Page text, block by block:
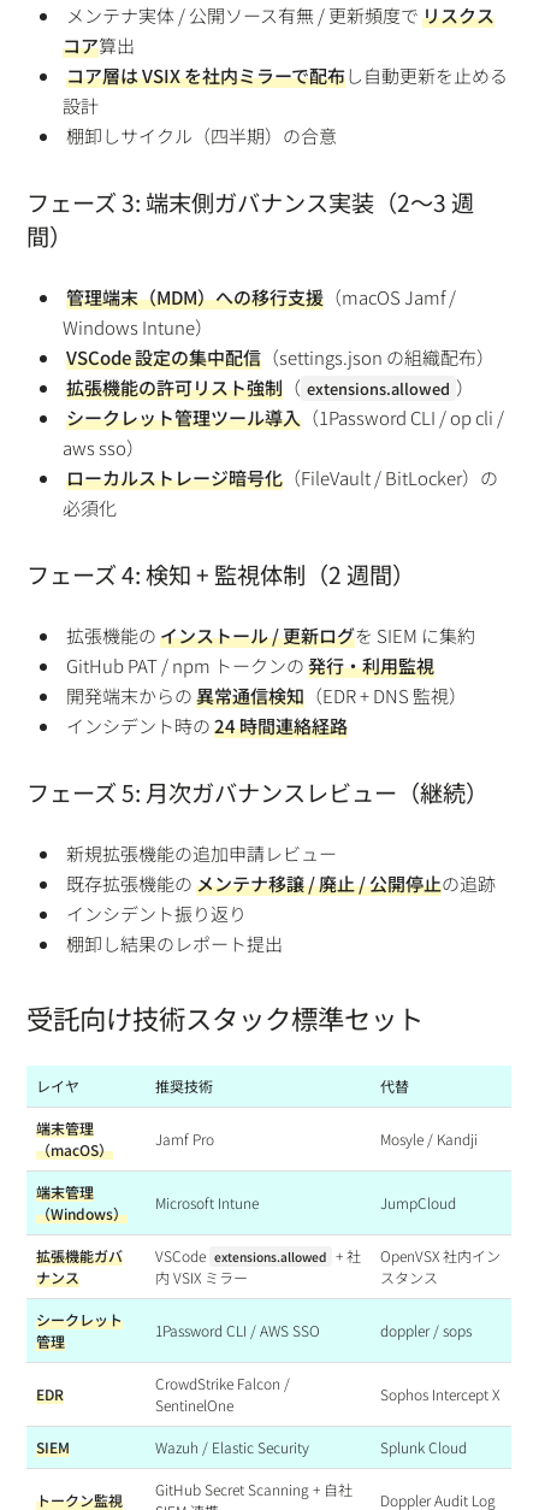
メンテナ実体 / 公開ソース有無 / 更新頻度でリスクス
コア算出
コア層は VSIX を社内ミラーで配布し自動更新を止める
設計
棚卸しサイクル（四半期）の合意
フェーズ 3: 端末側ガバナンス実装（2〜3 週
間）
管理端末（MDM）への移行支援（macOS Jamf /
Windows Intune）
VSCode 設定の集中配信（settings.json の組織配布）
拡張機能の許可リスト強制（ extensions.allowed ）
シークレット管理ツール導入（1Password CLI / op cli /
aws sso）
ローカルストレージ暗号化（FileVault / BitLocker）の
必須化
フェーズ 4: 検知 + 監視体制（2 週間）
拡張機能のインストール / 更新ログを SIEM に集約
GitHub PAT / npm トークンの発行・利用監視
開発端末からの異常通信検知（EDR + DNS 監視）
インシデント時の24 時間連絡経路
フェーズ 5: 月次ガバナンスレビュー（継続）
新規拡張機能の追加申請レビュー
既存拡張機能のメンテナ移譲 / 廃止 / 公開停止の追跡
インシデント振り返り
棚卸し結果のレポート提出
受託向け技術スタック標準セット
レイヤ 推奨技術 代替
端末管理
（macOS）
Jamf Pro Mosyle / Kandji
端末管理
（Windows）
Microsoft Intune JumpCloud
拡張機能ガバ
ナンス
VSCode extensions.allowed + 社
内 VSIX ミラー
OpenVSX 社内イン
スタンス
シークレット
管理
1Password CLI / AWS SSO doppler / sops
EDR
CrowdStrike Falcon /
SentinelOne
Sophos Intercept X
SIEM Wazuh / Elastic Security Splunk Cloud
トークン監視
GitHub Secret Scanning + 自社
Doppler Audit Log